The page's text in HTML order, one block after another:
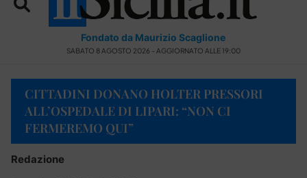
Fondato da Maurizio Scaglione
SABATO 8 AGOSTO 2026 - AGGIORNATO ALLE 19:00
CITTADINI DONANO HOLTER PRESSORI
ALL’OSPEDALE DI LIPARI: “NON CI
FERMEREMO QUI”
Redazione